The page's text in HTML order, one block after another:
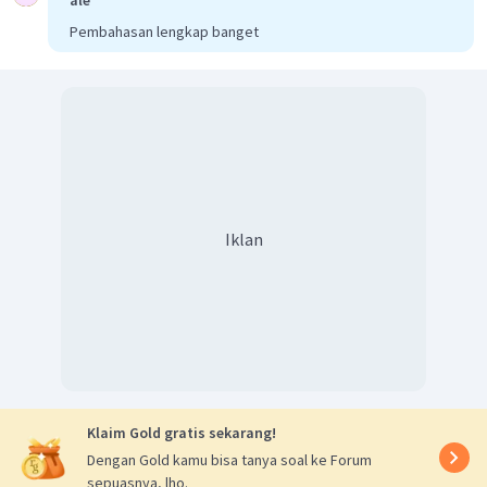
Pembahasan lengkap banget
Iklan
Klaim Gold gratis sekarang!
Dengan Gold kamu bisa tanya soal ke Forum
sepuasnya, lho.